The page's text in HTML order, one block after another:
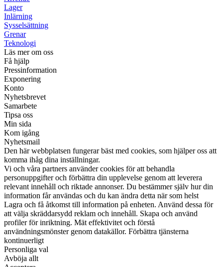
Lager
Inlärning
Sysselsättning
Grenar
Teknologi
Läs mer om oss
Få hjälp
Pressinformation
Exponering
Konto
Nyhetsbrevet
Samarbete
Tipsa oss
Min sida
Kom igång
Nyhetsmail
Den här webbplatsen fungerar bäst med cookies, som hjälper oss att
komma ihåg dina inställningar.
Vi och våra partners använder cookies för att behandla
personuppgifter och förbättra din upplevelse genom att leverera
relevant innehåll och riktade annonser. Du bestämmer själv hur din
information får användas och du kan ändra detta när som helst
Lagra och få åtkomst till information på enheten. Använd dessa för
att välja skräddarsydd reklam och innehåll. Skapa och använd
profiler för inriktning. Mät effektivitet och förstå
användningsmönster genom datakällor. Förbättra tjänsterna
kontinuerligt
Personliga val
Avböja allt